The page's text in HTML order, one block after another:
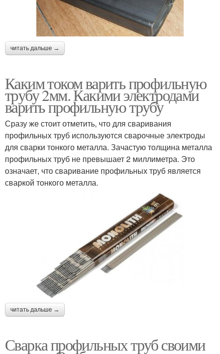
читать дальше →
Каким током варить профильную
трубу 2мм. Какими электродами
варить профильную трубу
Сразу же стоит отметить, что для сваривания
профильных труб используются сварочные электроды
для сварки тонкого металла. Зачастую толщина металла
профильных труб не превышает 2 миллиметра. Это
означает, что сваривание профильных труб является
сваркой тонкого металла.
читать дальше →
Сварка профильных труб своими